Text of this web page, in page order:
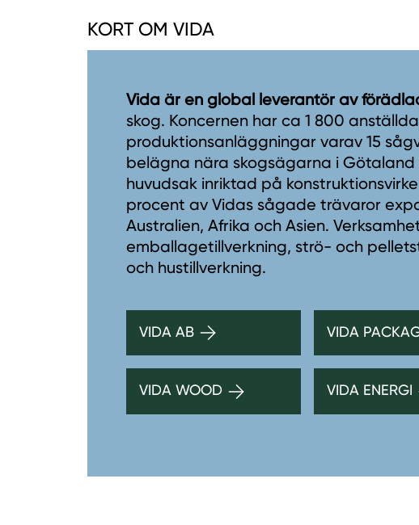
KORT OM VIDA
Vida är en global leverantör av
skog. Koncernen har ca 1 800
produktionsanläggningar varav 15
belägna nära skogsägarna i
huvudsak inriktad på
procent av Vidas sågade trävaror
Australien, Afrika och Asien.
emballagetillverkning, strö- och
och hustillverkning.
VIDA AB VIDA
VIDA WOOD VIDA ENERGI